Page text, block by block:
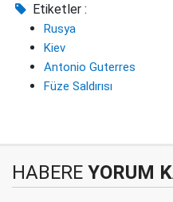
Etiketler :
Rusya
Kiev
Antonio Guterres
Füze Saldırısı
HABERE YORUM